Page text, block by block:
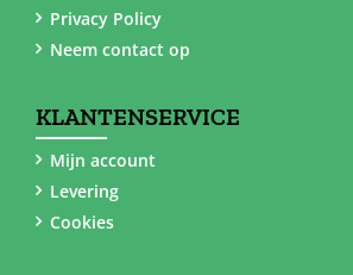
Privacy Policy
Neem contact op
KLANTENSERVICE
Mijn account
Levering
Cookies